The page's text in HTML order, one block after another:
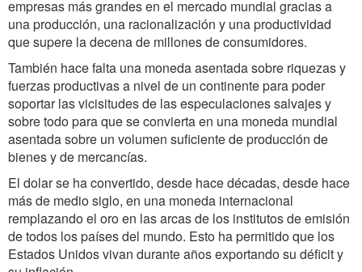
empresas más grandes en el mercado mundial gracias a
una producción, una racionalización y una productividad
que supere la decena de millones de consumidores.
También hace falta una moneda asentada sobre riquezas y
fuerzas productivas a nivel de un continente para poder
soportar las vicisitudes de las especulaciones salvajes y
sobre todo para que se convierta en una moneda mundial
asentada sobre un volumen suficiente de producción de
bienes y de mercancías.
El dolar se ha convertido, desde hace décadas, desde hace
más de medio siglo, en una moneda internacional
remplazando el oro en las arcas de los institutos de emisión
de todos los países del mundo. Esto ha permitido que los
Estados Unidos vivan durante años exportando su déficit y